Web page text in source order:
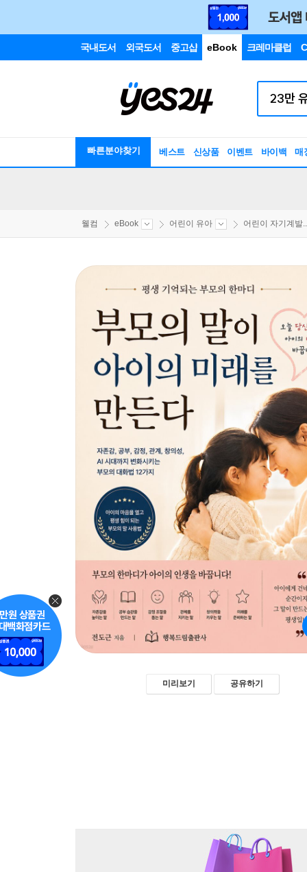
국내도서 외국도서 중고샵 eBook 크레마클럽
빠른분야찾기 베스트 신상품 이벤트 바이백 매
웰컴 eBook 어린이 유아 어린이 자기계발
미리보기 공유하기